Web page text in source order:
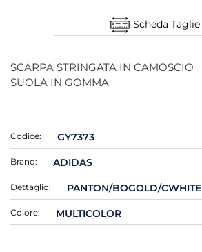
Scheda Taglie
SCARPA STRINGATA IN CAMOSCIO
SUOLA IN GOMMA
Codice: GY7373
Brand: ADIDAS
Dettaglio: PANTON/BOGOLD/CWHITE
Colore: MULTICOLOR